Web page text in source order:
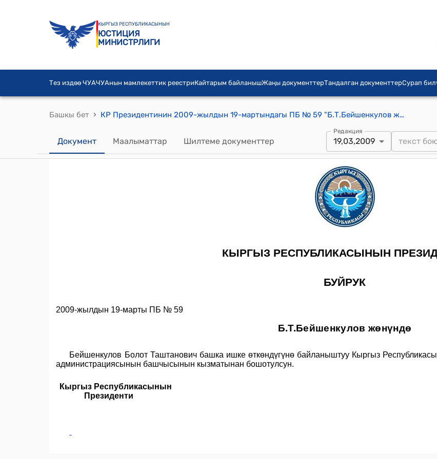
КЫРГЫЗ РЕСПУБЛИКАСЫНЫН
ЮСТИЦИЯ
МИНИСТРЛИГИ
Тез издөө ЧУАЧУАнын мамлекеттик реестриКайтарым байланышЖаңы документтерТандалган документтерСурап
Башкы бет › КР Президентинин 2009-жылдын 19-мартындагы ПБ № 59 "Б.Т.Бейшенкулов жөнүндө" буйругу
Документ Маалыматтар Шилтеме документтер
Редакция
19,03,2009